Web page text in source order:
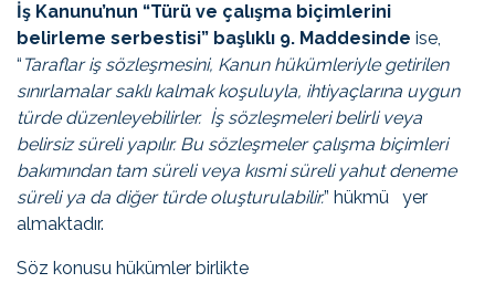
İş Kanunu’nun “Türü ve çalışma biçimlerini
belirleme serbestisi” başlıklı 9. Maddesinde ise,
“ Taraflar iş sözleşmesini, Kanun hükümleriyle getirilen
sınırlamalar saklı kalmak koşuluyla, ihtiyaçlarına uygun
türde düzenleyebilirler. İş sözleşmeleri belirli veya
belirsiz süreli yapılır. Bu sözleşmeler çalışma biçimleri
bakımından tam süreli veya kısmi süreli yahut deneme
süreli ya da diğer türde oluşturulabilir.” hükmü yer
almaktadır.
Söz konusu hükümler birlikte